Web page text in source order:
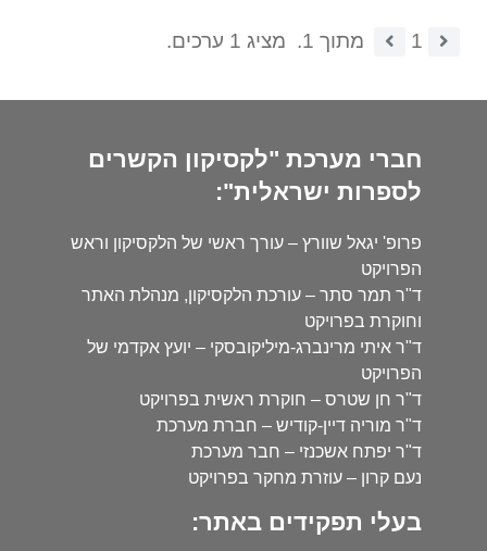
1 מתוך 1. מציג 1 ערכים.
חברי מערכת "לקסיקון הקשרים
לספרות ישראלית":
פרופ' יגאל שוורץ – עורך ראשי של הלקסיקון וראש
הפרויקט
ד"ר תמר סתר – עורכת הלקסיקון, מנהלת האתר
וחוקרת בפרויקט
ד"ר איתי מרינברג-מיליקובסקי – יועץ אקדמי של
הפרויקט
ד"ר חן שטרס – חוקרת ראשית בפרויקט
ד"ר מוריה דיין-קודיש – חברת מערכת
ד"ר יפתח אשכנזי – חבר מערכת
נעם קרון – עוזרת מחקר בפרויקט
בעלי תפקידים באתר: